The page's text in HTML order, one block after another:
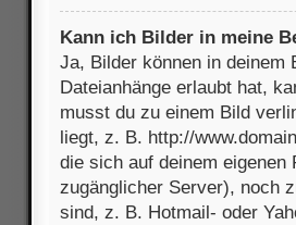
Kann ich Bilder in meine
Ja, Bilder können in deinem
Dateianhänge erlaubt hat,
musst du zu einem Bild
liegt, z. B. http://
die sich auf deinem
zugänglicher Server), noch
sind, z. B. Hotmail- oder